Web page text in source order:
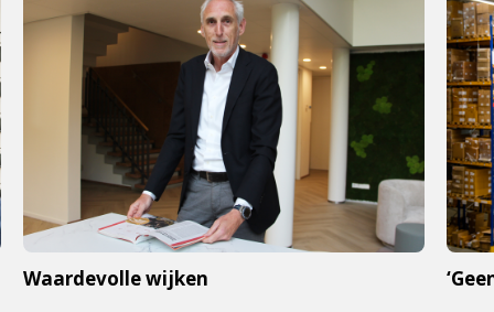
Waardevolle wijken